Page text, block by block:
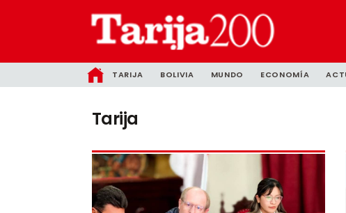
TARIJA BOLIVIA MUNDO ECONOMÍA
Tarija